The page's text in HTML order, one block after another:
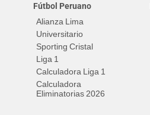
Fútbol Peruano
Alianza Lima
Universitario
Sporting Cristal
Liga 1
Calculadora Liga 1
Calculadora
Eliminatorias 2026